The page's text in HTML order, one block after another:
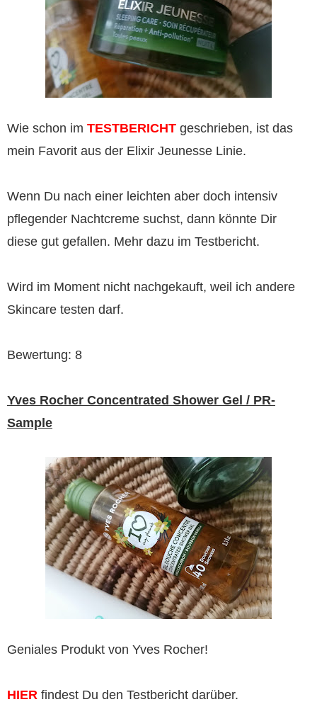
Wie schon im TESTBERICHT geschrieben, ist das
mein Favorit aus der Elixir Jeunesse Linie.
Wenn Du nach einer leichten aber doch intensiv
pflegender Nachtcreme suchst, dann könnte Dir
diese gut gefallen. Mehr dazu im Testbericht.
Wird im Moment nicht nachgekauft, weil ich andere
Skincare testen darf.
Bewertung: 8
Yves Rocher Concentrated Shower Gel / PR-
Sample
Geniales Produkt von Yves Rocher!
HIER findest Du den Testbericht darüber.